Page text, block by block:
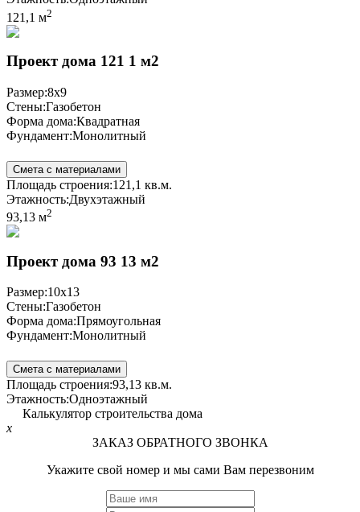
121,1 м2
Проект дома 121 1 м2
Размер:8x9
Стены:Газобетон
Форма дома:Квадратная
Фундамент:Монолитный
Смета с материалами
Площадь строения:121,1 кв.м.
Этажность:Двухэтажный
93,13 м2
Проект дома 93 13 м2
Размер:10x13
Стены:Газобетон
Форма дома:Прямоугольная
Фундамент:Монолитный
Смета с материалами
Площадь строения:93,13 кв.м.
Этажность:Одноэтажный
Калькулятор строительства дома
x
ЗАКАЗ ОБРАТНОГО ЗВОНКА
Укажите свой номер и мы сами Вам перезвоним